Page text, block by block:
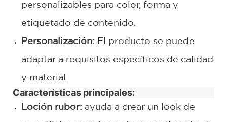
personalizables para color, forma y
etiquetado de contenido.
Personalización: El producto se puede
adaptar a requisitos específicos de calidad
y material.
Características principales:
Loción rubor: ayuda a crear un look de